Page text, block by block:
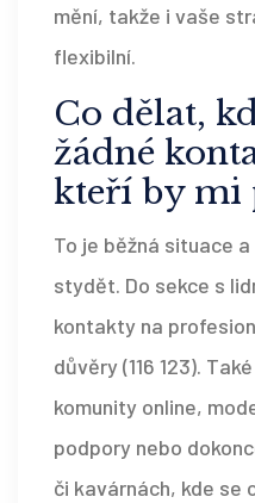
mění, takže i vaše
flexibilní.
Co dělat,
žádné
kteří by mi
To je běžná situace
stydět. Do sekce s
kontakty na
důvěry (116 123).
komunity online,
podpory nebo
či kavárnách, kde se